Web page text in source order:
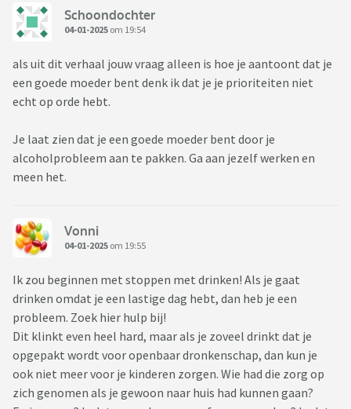
Schoondochter
04-01-2025 om 19:54
als uit dit verhaal jouw vraag alleen is hoe je aantoont dat je
een goede moeder bent denk ik dat je je prioriteiten niet
echt op orde hebt.
Je laat zien dat je een goede moeder bent door je
alcoholprobleem aan te pakken. Ga aan jezelf werken en
meen het.
Vonni
04-01-2025 om 19:55
Ik zou beginnen met stoppen met drinken! Als je gaat
drinken omdat je een lastige dag hebt, dan heb je een
probleem. Zoek hier hulp bij!
Dit klinkt even heel hard, maar als je zoveel drinkt dat je
opgepakt wordt voor openbaar dronkenschap, dan kun je
ook niet meer voor je kinderen zorgen. Wie had die zorg op
zich genomen als je gewoon naar huis had kunnen gaan?